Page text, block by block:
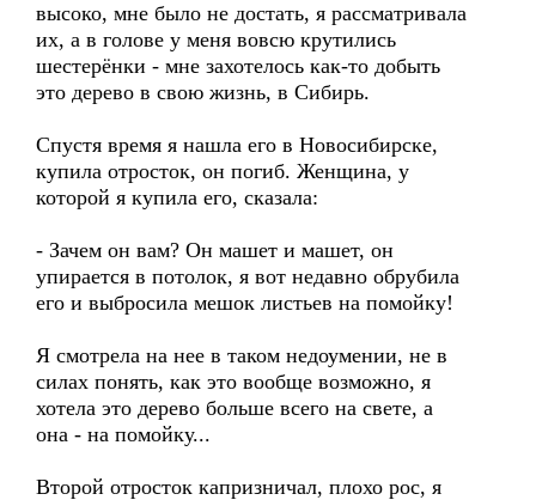
высоко, мне было не достать, я рассматривала
их, а в голове у меня вовсю крутились
шестерёнки - мне захотелось как-то добыть
это дерево в свою жизнь, в Сибирь.
Спустя время я нашла его в Новосибирске,
купила отросток, он погиб. Женщина, у
которой я купила его, сказала:
- Зачем он вам? Он машет и машет, он
упирается в потолок, я вот недавно обрубила
его и выбросила мешок листьев на помойку!
Я смотрела на нее в таком недоумении, не в
силах понять, как это вообще возможно, я
хотела это дерево больше всего на свете, а
она - на помойку...
Второй отросток капризничал, плохо рос, я